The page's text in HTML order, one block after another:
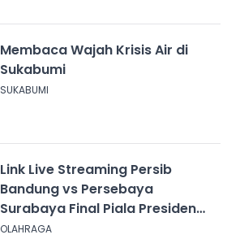
Membaca Wajah Krisis Air di
Sukabumi
SUKABUMI
Link Live Streaming Persib
Bandung vs Persebaya
Surabaya Final Piala Presiden
2026, Kick-off Pukul 20.00 WIB
OLAHRAGA